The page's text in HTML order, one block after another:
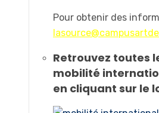
Pour obtenir des
Retrouvez toutes
mobilité
en cliquant sur le